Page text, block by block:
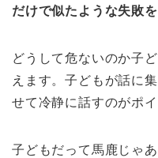
だけで似たような失敗を
どうして危ないのか子
えます。子どもが話に
せて冷静に話すのがポイ
子どもだって馬鹿じゃ